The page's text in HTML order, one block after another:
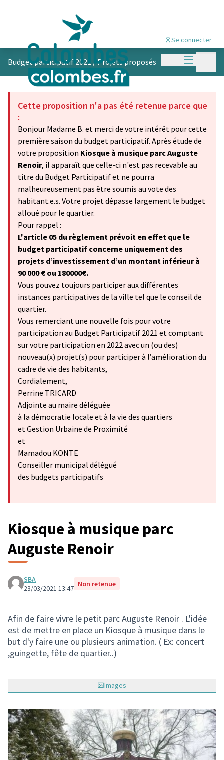
Menu
Se connecter
Budget participatif 2021 /Projets proposés
Cette proposition n'a pas été retenue parce que
:
Bonjour Madame B. et merci de votre intérêt pour cette
première saison du budget participatif. Après étude de
votre proposition Kiosque à musique parc Auguste
Renoir, il apparaît que celle-ci n'est pas recevable au
titre du Budget Participatif et ne pourra
malheureusement pas être soumis au vote des
habitant.e.s. Votre projet dépasse largement le budget
alloué pour le quartier.
Pour rappel :
L'article 05 du règlement prévoit en effet que le
budget participatif concerne uniquement des
projets d’investissement d’un montant inférieur à
90 000 € ou 180000€.
Vous pouvez toujours participer aux différentes
instances participatives de la ville tel que le conseil de
quartier.
Vous remerciant une nouvelle fois pour votre
participation au Budget Participatif 2021 et comptant
sur votre participation en 2022 avec un (ou des)
nouveau(x) projet(s) pour participer à l’amélioration du
cadre de vie des habitants,
Cordialement,
Perrine TRICARD
Adjointe au maire déléguée
à la démocratie locale et à la vie des quartiers
et Gestion Urbaine de Proximité
et
Mamadou KONTE
Conseiller municipal délégué
des budgets participatifs
Kiosque à musique parc
Auguste Renoir
SBA
23/03/2021 13:47 Non retenue
Afin de faire vivre le petit parc Auguste Renoir . L'idée
est de mettre en place un Kiosque à musique dans le
but d'y faire une ou plusieurs animation. ( Ex: concert
,guingette, fête de quartier..)
Images